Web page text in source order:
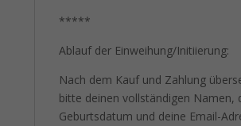
*****
Ablauf der Einweihung/Initiierung:
Nach dem Kauf und Zahlung
bitte deinen vollständigen Namen,
Geburtsdatum und deine Email-